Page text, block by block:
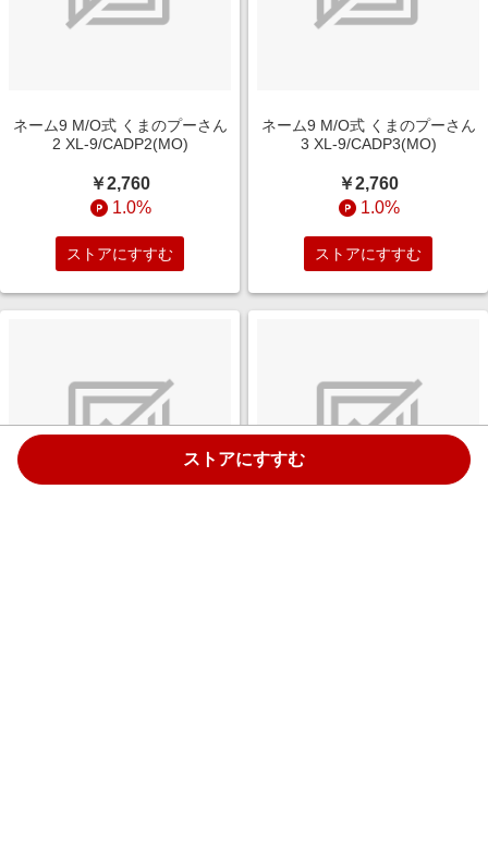
ストアにすすむ
ネーム9 M/O式 くまのプーさん
2 XL-9/CADP2(MO)
￥2,760
1.0%
ストアにすすむ
ネーム9 M/O式 くまのプーさん
3 XL-9/CADP3(MO)
￥2,760
1.0%
ストアにすすむ